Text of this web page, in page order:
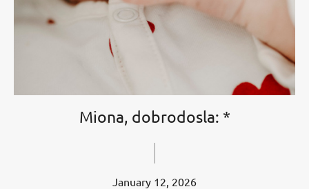
Miona, dobrodosla: *
January 12, 2026